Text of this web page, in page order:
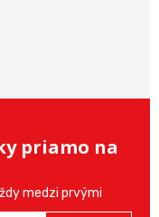
priamo na
medzi prvými